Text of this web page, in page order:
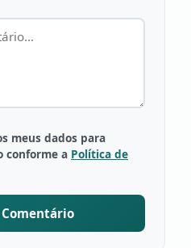
meus dados para
conforme a Política de